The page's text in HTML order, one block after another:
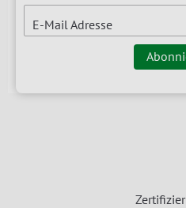
E-Mail Adresse